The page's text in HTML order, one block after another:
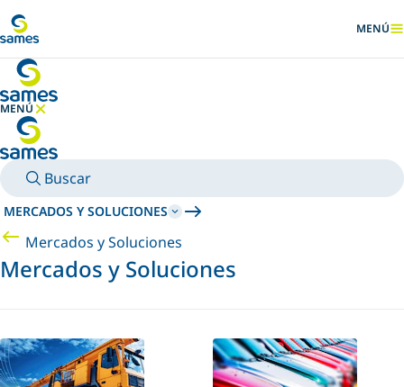
MENÚ
MENÚ
OCULTAR MENÚ
Buscar
MERCADOS Y SOLUCIONES
Mercados y Soluciones
Mercados y Soluciones